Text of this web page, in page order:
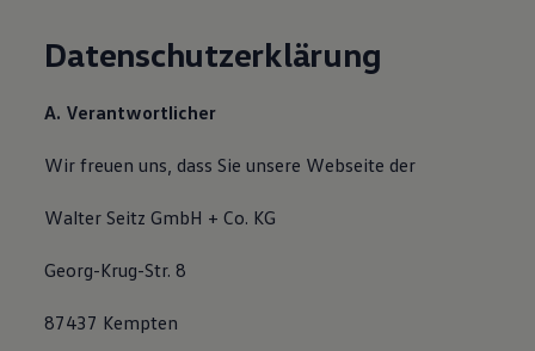
Datenschutzerklärung
A. Verantwortlicher
Wir freuen uns, dass Sie unsere Webseite der
Walter Seitz GmbH + Co. KG
Georg-Krug-Str. 8
87437 Kempten